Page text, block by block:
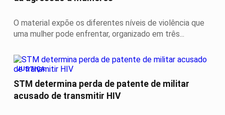
O material expõe os diferentes níveis de violência que
uma mulher pode enfrentar, organizado em três...
JUSTIÇA
STM determina perda de patente de militar
acusado de transmitir HIV